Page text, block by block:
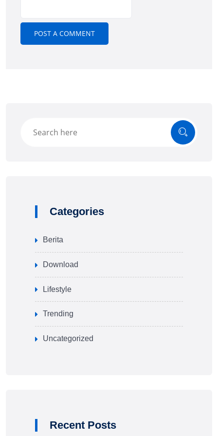
Categories
Berita
Download
Lifestyle
Trending
Uncategorized
Recent Posts